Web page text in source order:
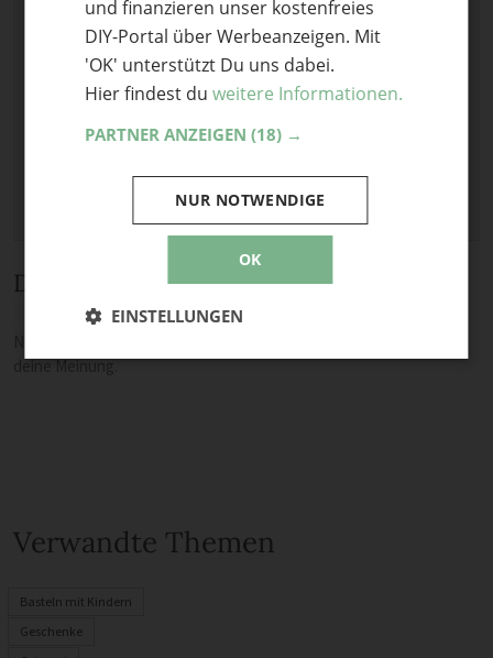
Bild anhängen
Keine Datei ausgewählt
Bild.
Diskussion
deine Meinung.
Verwandte Themen
Basteln mit Kindern
Geschenke
und finanzieren unser kostenfreies
DIY-Portal über Werbeanzeigen. Mit
'OK' unterstützt Du uns dabei.
Hier findest du weitere Informationen.
PARTNER ANZEIGEN (18) →
OK
NUR NOTWENDIGE
EINSTELLUNGEN